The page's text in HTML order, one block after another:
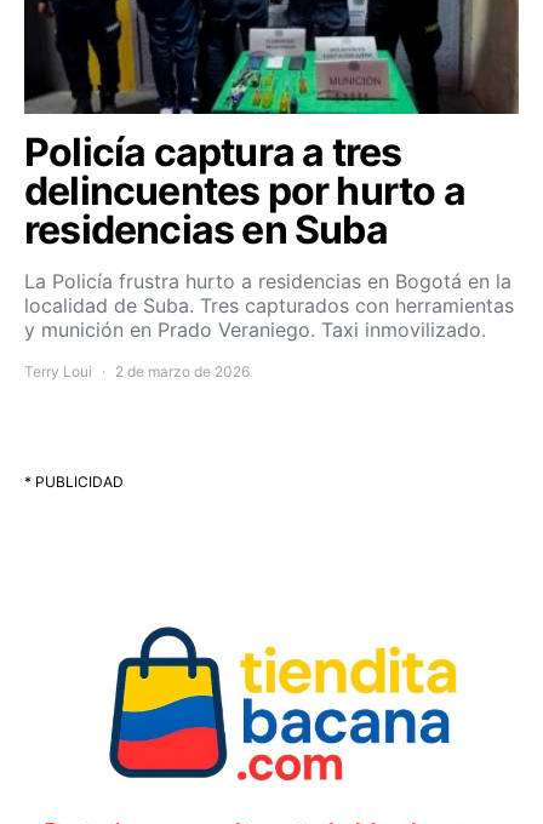
Policía captura a tres
delincuentes por hurto a
residencias en Suba
La Policía frustra hurto a residencias en Bogotá en la
localidad de Suba. Tres capturados con herramientas
y munición en Prado Veraniego. Taxi inmovilizado.
Terry Loui 2 de marzo de 2026
* PUBLICIDAD